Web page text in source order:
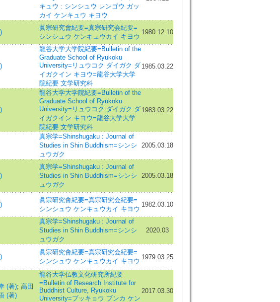
キュウ : シンシュウ レンゴウ ガッ
カイ ケンキュウ キヨウ
眞宗研究會紀要=真宗研究会紀要=
シンシュウ ケンキュウカイ キヨウ
1980.12.10
龍谷大学大学院紀要=Bulletin of the
Graduate School of Ryukoku
University=リュウコク ダイガク ダ
イガクイン キヨウ=龍谷大学大学
院紀要 文学研究科
1985.03.22
龍谷大学大学院紀要=Bulletin of the
Graduate School of Ryukoku
University=リュウコク ダイガク ダ
イガクイン キヨウ=龍谷大学大学
院紀要 文学研究科
1983.03.22
真宗学=Shinshugaku : Journal of
Studies in Shin Buddhism=シンシ
ュウガク
2005.03.18
真宗学=Shinshugaku : Journal of
Studies in Shin Buddhism=シンシ
ュウガク
2005.03.18
眞宗研究會紀要=真宗研究会紀要=
シンシュウ ケンキュウカイ キヨウ
1982.03.10
真宗学=Shinshugaku : Journal of
Studies in Shin Buddhism=シンシ
ュウガク
2020.03
眞宗研究會紀要=真宗研究会紀要=
シンシュウ ケンキュウカイ キヨウ
1979.03.25
(著); 高田
(著)
龍谷大学仏教文化研究所紀要
=Bulletin of Research Institute for
Buddhist Culture, Ryukoku
University=ブッキョウ ブンカ ケン
2017.03.30